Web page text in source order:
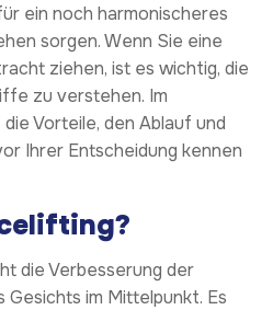
ein noch harmonischeres
sorgen. Wenn Sie eine
ziehen, ist es wichtig, die
zu verstehen. Im
Vorteile, den Ablauf und
Ihrer Entscheidung kennen
die Verbesserung der
im Mittelpunkt. Es